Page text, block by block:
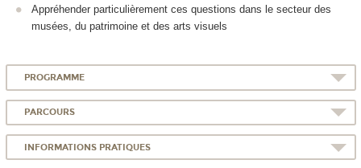
Appréhender particulièrement ces questions dans le secteur des
musées, du patrimoine et des arts visuels
PROGRAMME
PARCOURS
INFORMATIONS PRATIQUES